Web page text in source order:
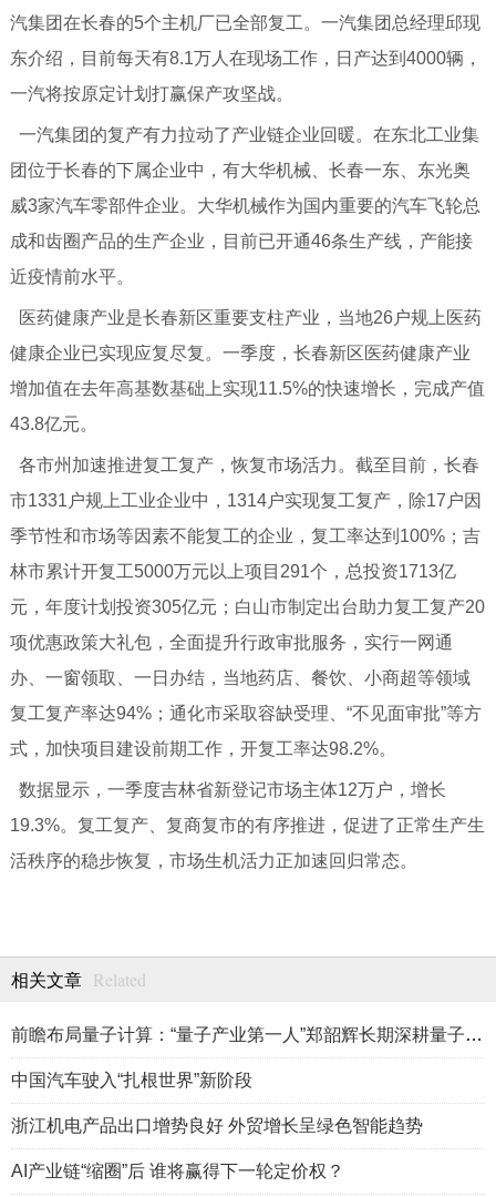
汽集团在长春的5个主机厂已全部复工。一汽集团总经理邱现
东介绍，目前每天有8.1万人在现场工作，日产达到4000辆，
一汽将按原定计划打赢保产攻坚战。
一汽集团的复产有力拉动了产业链企业回暖。在东北工业集
团位于长春的下属企业中，有大华机械、长春一东、东光奥
威3家汽车零部件企业。大华机械作为国内重要的汽车飞轮总
成和齿圈产品的生产企业，目前已开通46条生产线，产能接
近疫情前水平。
医药健康产业是长春新区重要支柱产业，当地26户规上医药
健康企业已实现应复尽复。一季度，长春新区医药健康产业
增加值在去年高基数基础上实现11.5%的快速增长，完成产值
43.8亿元。
各市州加速推进复工复产，恢复市场活力。截至目前，长春
市1331户规上工业企业中，1314户实现复工复产，除17户因
季节性和市场等因素不能复工的企业，复工率达到100%；吉
林市累计开复工5000万元以上项目291个，总投资1713亿
元，年度计划投资305亿元；白山市制定出台助力复工复产20
项优惠政策大礼包，全面提升行政审批服务，实行一网通
办、一窗领取、一日办结，当地药店、餐饮、小商超等领域
复工复产率达94%；通化市采取容缺受理、“不见面审批”等方
式，加快项目建设前期工作，开复工率达98.2%。
数据显示，一季度吉林省新登记市场主体12万户，增长
19.3%。复工复产、复商复市的有序推进，促进了正常生产生
活秩序的稳步恢复，市场生机活力正加速回归常态。
相关文章 Related
前瞻布局量子计算：“量子产业第一人”郑韶辉长期深耕量子产业赛
中国汽车驶入“扎根世界”新阶段
浙江机电产品出口增势良好 外贸增长呈绿色智能趋势
AI产业链“缩圈”后 谁将赢得下一轮定价权？